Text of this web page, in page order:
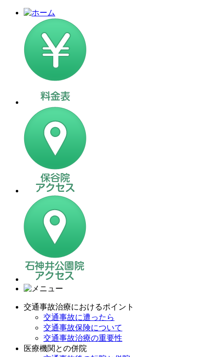
交通事故治療におけるポイント
交通事故に遭ったら
交通事故保険について
交通事故治療の重要性
医療機関との併院